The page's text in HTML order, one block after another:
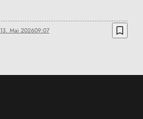
13. Mai 202609:07 bookmark_border